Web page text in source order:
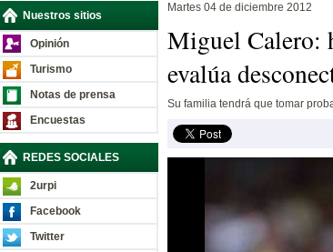
Nuestros sitios
Opinión
Turismo
Notas de prensa
Encuestas
REDES SOCIALES
2urpi
Facebook
Twitter
Martes 04 de diciembre 2012
Miguel Calero:
evalúa
Su familia tendrá que tomar